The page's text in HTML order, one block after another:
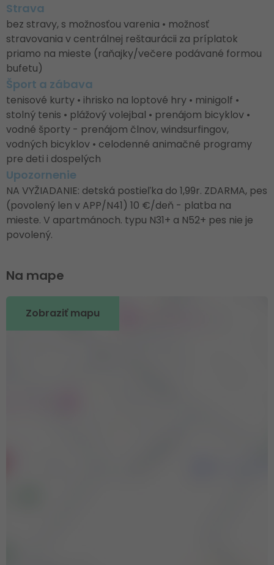
Strava
bez stravy, s možnosťou varenia • možnosť
stravovania v centrálnej reštaurácii za príplatok
priamo na mieste (raňajky/večere podávané formou
bufetu)
Šport a zábava
tenisové kurty • ihrisko na loptové hry • minigolf •
stolný tenis • plážový volejbal • prenájom bicyklov •
vodné športy - prenájom člnov, windsurfingov,
vodných bicyklov • celodenné animačné programy
pre deti i dospelých
Upozornenie
NA VYŽIADANIE: detská postieľka do 1,99r. ZDARMA, pes
(povolený len v APP/N41) 10 €/deň - platba na
mieste. V apartmánoch. typu N31+ a N52+ pes nie je
povolený.
Na mape
Zobraziť mapu